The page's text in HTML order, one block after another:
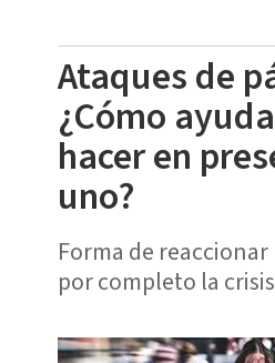
Ataques de
¿Cómo
hacer en
uno?
Forma de
por completo la